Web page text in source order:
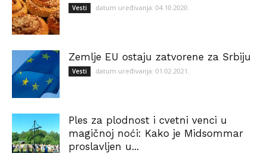
Vesti datum uređivanja: 04.10.2020.
Zemlje EU ostaju zatvorene za Srbiju
Vesti datum uređivanja: 01.02.2021.
Ples za plodnost i cvetni venci u
magičnoj noći: Kako je Midsommar
proslavljen u...